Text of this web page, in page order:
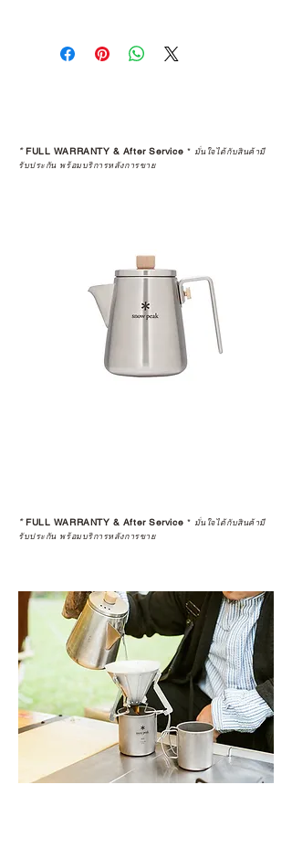
คุณตัดสินใจซื้อ แต่รวมไปถึง
“ประสบการณ์หลังการใช้งาน” ใน
STUDIO และร้านตัวแทนจำหน่ายที่
ได้รับการแต่งตั้งอย่างเป็นทางการ จะ
หรือการแก้ไขปัญหาที่อาจเกิดขึ้นใน
ก่อนตัดสินใจซื้อสินค้า เราอยาก
แนะนำให้คุณสอบถามทุกครั้งว่า ร้าน
ค้าที่คุณกำลังเลือกซื้อนั้น มีการรับ
ในอุปกรณ์ที่คุณรัก มีคุณค่าอย่าง
ตัวแทนจำหน่ายที่ได้รับการแต่งตั้ง
เพื่อให้คุณได้รับทั้งสินค้า และ
ประสบการณ์ที่สมบูรณ์แบบในระยะ
อ่านต่อเรื่องการรับประกันสินค้าได้
ตรงนี้
https://www.campstudio.co.th/
warranty
*FULL WARRANTY & After Service * มั่นใจได้กับสินค้ามี
รับประกัน พร้อมบริการหลังการขาย
*FULL WARRANTY & After Service * มั่นใจได้กับสินค้ามี
รับประกัน พร้อมบริการหลังการขาย